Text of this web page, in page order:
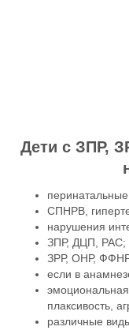
Дети с ЗПР,
СПНРВ,
нарушения
ЗПР, ДЦП, РАС;
ЗРР, ОНР,
если в
эмоциональная
плаксивость,
различные